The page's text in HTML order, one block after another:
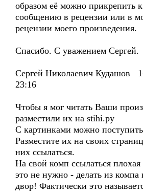
образом её можно прикрепить
сообщению в рецензии или в
рецензии моего произведения.
Спасибо. С уважением Сергей.
Сергей Николаевич Кудашов
23:16
Чтобы я мог читать Ваши
разместили их на stihi.ру
С картинками можно
Разместите их на своих
них ссылаться.
На свой комп ссылаться
это не нужно - делать из компа
двор! Фактически это